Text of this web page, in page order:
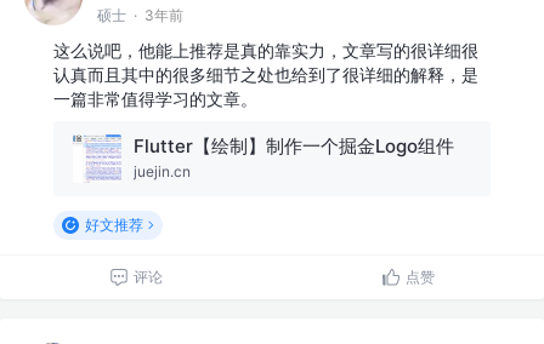
硕士 · 3年前
这么说吧，他能上推荐是真的靠实力，文章写的很详细很
认真而且其中的很多细节之处也给到了很详细的解释，是
一篇非常值得学习的文章。
Flutter【绘制】制作一个掘金Logo组件
juejin.cn
好文推荐
评论 点赞